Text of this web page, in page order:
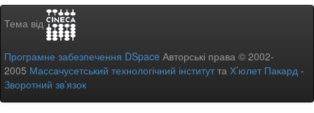
Тема від
Програмне забезпечення DSpace Авторські права © 2002-
2005 Массачусетський технологічний інститутта Х’юлет Пакард -
Зворотний зв’язок